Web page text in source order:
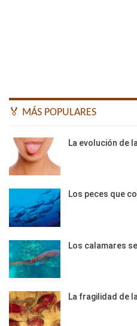
🏅 MÁS POPULARES
La evolución de
Los peces que
Los calamares
La fragilidad de